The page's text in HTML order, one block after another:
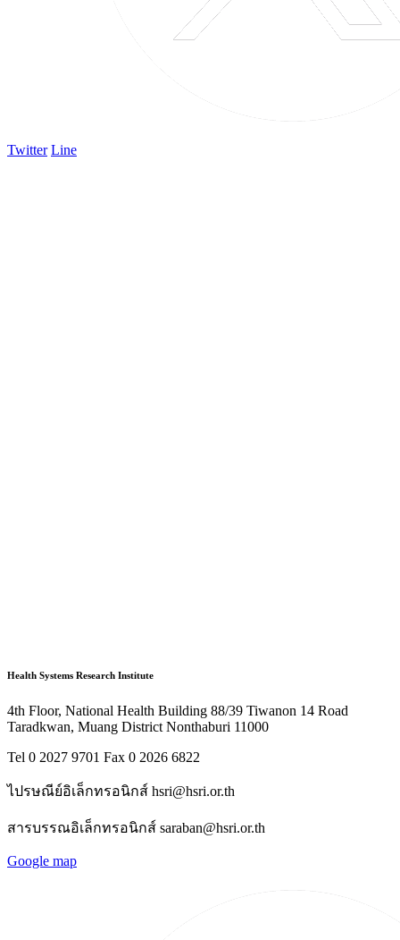
Twitter Line
Health Systems Research Institute
4th Floor, National Health Building 88/39 Tiwanon 14 Road
Taradkwan, Muang District Nonthaburi 11000
Tel 0 2027 9701 Fax 0 2026 6822
ไปรษณีย์อิเล็กทรอนิกส์ hsri@hsri.or.th
สารบรรณอิเล็กทรอนิกส์ saraban@hsri.or.th
Google map